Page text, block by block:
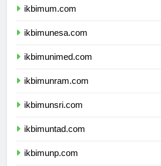
ikbimum.com
ikbimunesa.com
ikbimunimed.com
ikbimunram.com
ikbimunsri.com
ikbimuntad.com
ikbimunp.com